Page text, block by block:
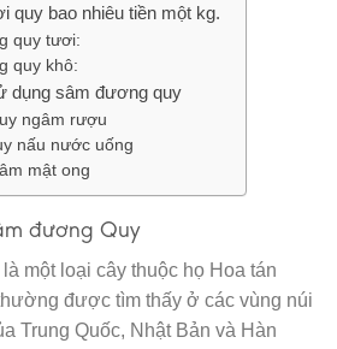
quy bao nhiêu tiền một kg.
quy tươi:
quy khô:
dụng sâm đương quy
ngâm rượu
nấu nước uống
mật ong
đương Quy
một loại cây thuộc họ Hoa tán
được tìm thấy ở các vùng núi
Trung Quốc, Nhật Bản và Hàn